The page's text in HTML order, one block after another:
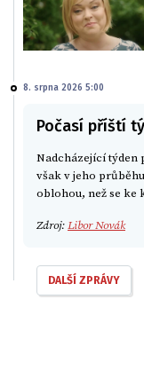
8. srpna 2026 5:00
Počasí příští
Nadcházející týden
však v jeho
oblohou, než se ke
Zdroj:Libor Novák
DALŠÍ ZPRÁVY